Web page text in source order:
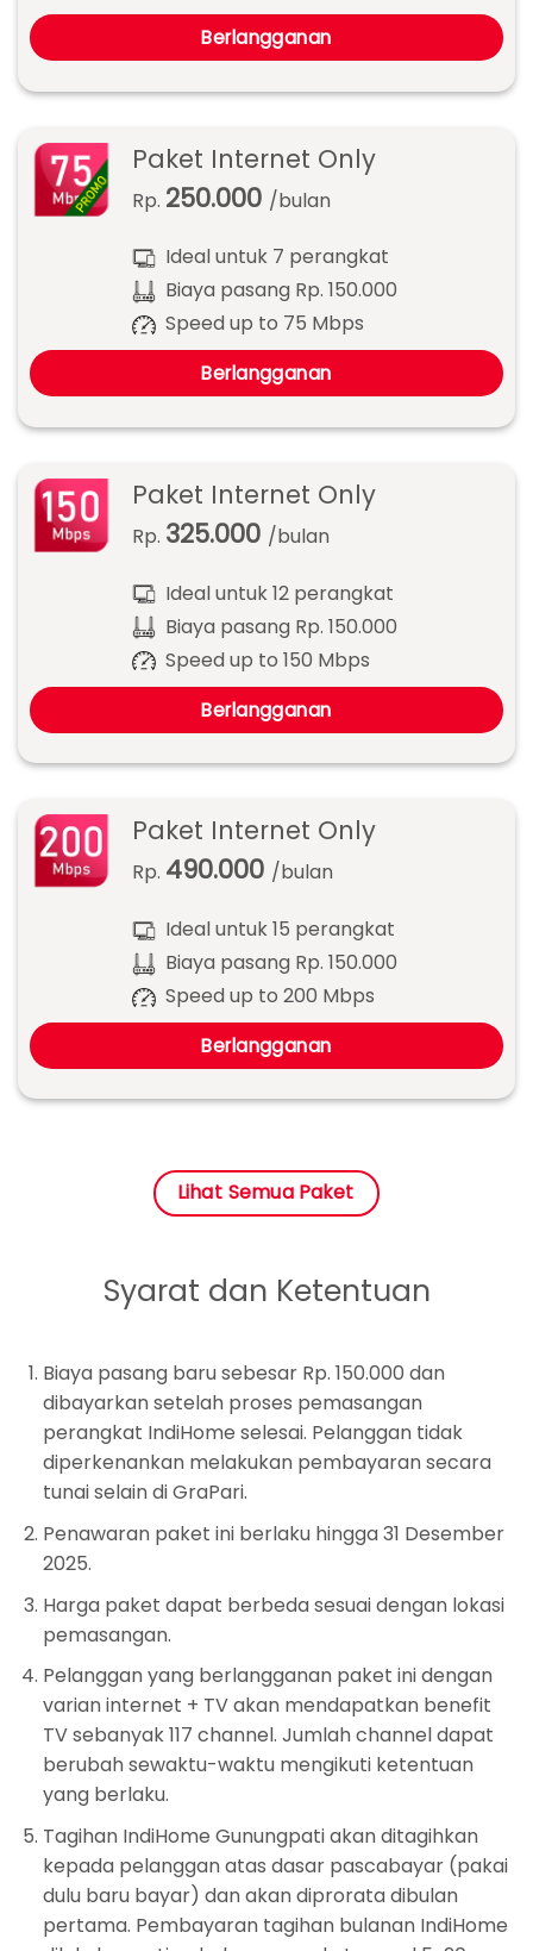
Berlangganan
Paket Internet Only
Rp. 250.000 /bulan
Ideal untuk 7 perangkat
Biaya pasang Rp. 150.000
Speed up to 75 Mbps
Berlangganan
Paket Internet Only
Rp. 325.000 /bulan
Ideal untuk 12 perangkat
Biaya pasang Rp. 150.000
Speed up to 150 Mbps
Berlangganan
Paket Internet Only
Rp. 490.000 /bulan
Ideal untuk 15 perangkat
Biaya pasang Rp. 150.000
Speed up to 200 Mbps
Berlangganan
Lihat Semua Paket
Syarat dan Ketentuan
Biaya pasang baru sebesar Rp. 150.000 dan
dibayarkan setelah proses pemasangan
perangkat IndiHome selesai. Pelanggan tidak
diperkenankan melakukan pembayaran secara
tunai selain di GraPari.
Penawaran paket ini berlaku hingga 31 Desember
2025.
Harga paket dapat berbeda sesuai dengan lokasi
pemasangan.
Pelanggan yang berlangganan paket ini dengan
varian internet + TV akan mendapatkan benefit
TV sebanyak 117 channel. Jumlah channel dapat
berubah sewaktu-waktu mengikuti ketentuan
yang berlaku.
Tagihan IndiHome Gunungpati akan ditagihkan
kepada pelanggan atas dasar pascabayar (pakai
dulu baru bayar) dan akan diprorata dibulan
pertama. Pembayaran tagihan bulanan IndiHome